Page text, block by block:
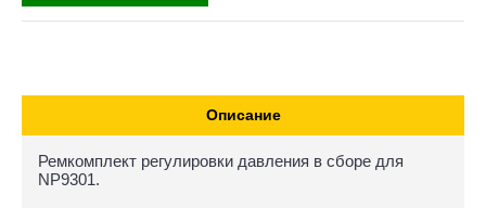
Описание
Ремкомплект регулировки давления в сборе для
NP9301.